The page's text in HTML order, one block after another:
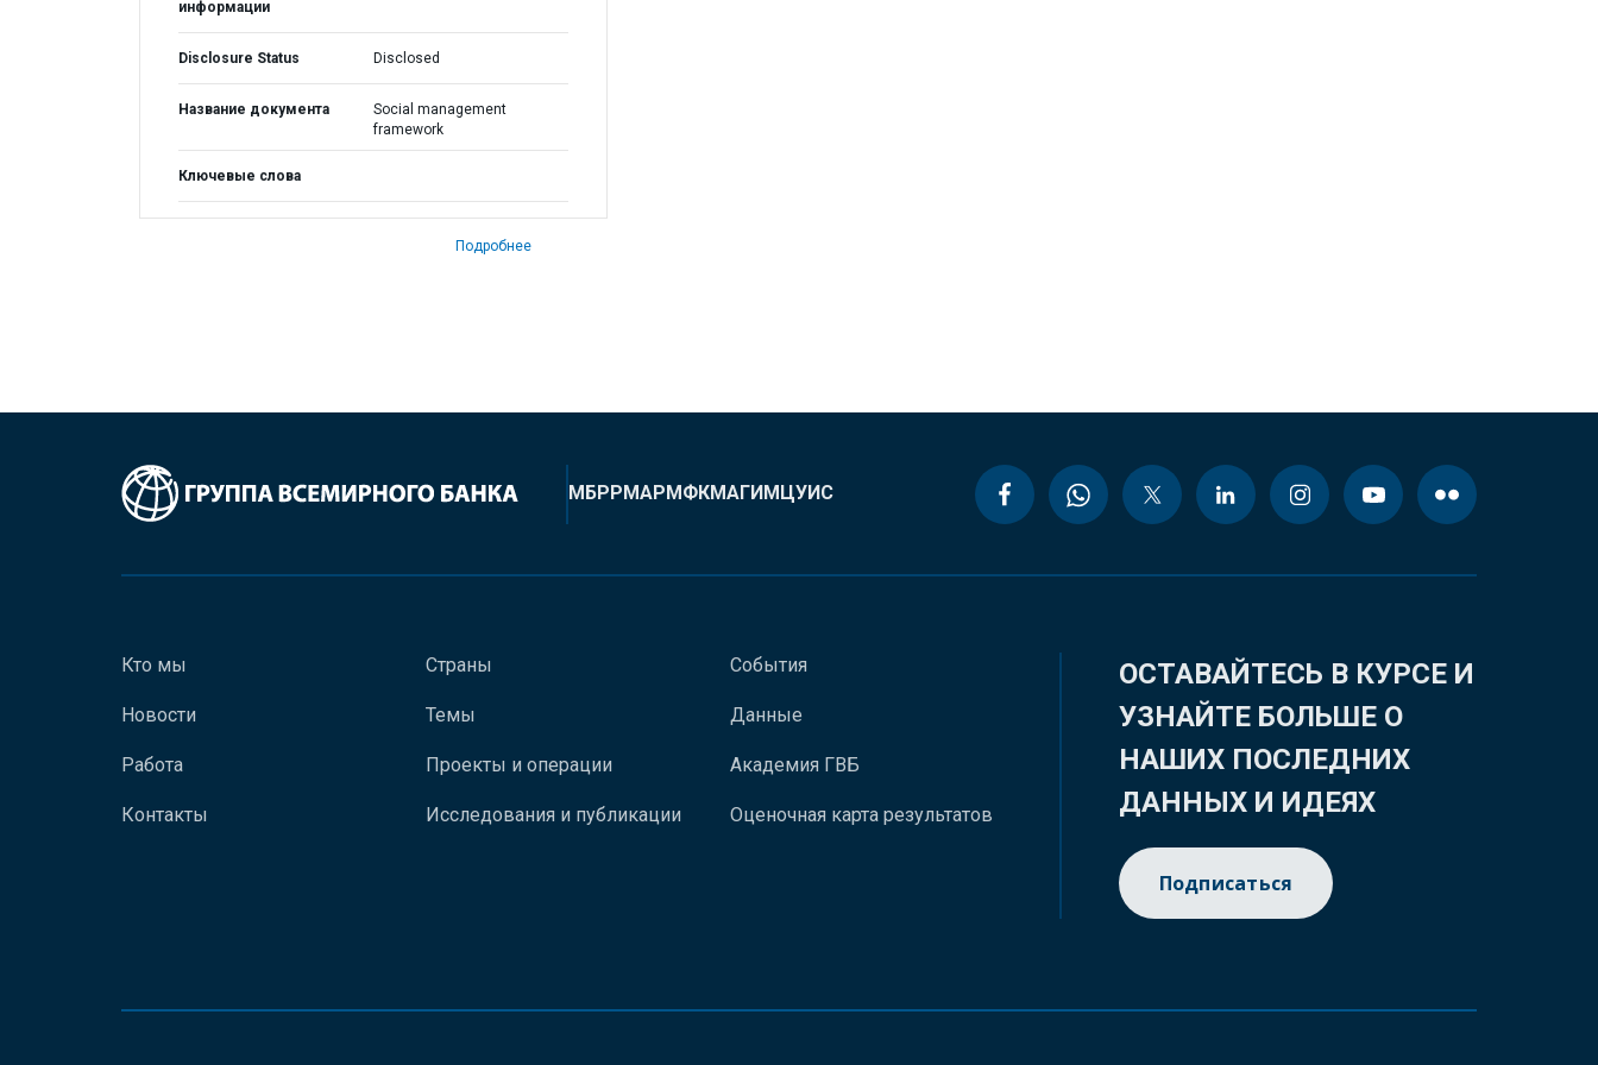
информации
Disclosure Status Disclosed
Название документа
Social management
framework
Ключевые слова
Подробнее
МБРРМАРМФКМАГИМЦУИС
Кто мы
Новости
Работа
Контакты
Страны
Темы
Проекты и операции
Исследования и публикации
События
Данные
Академия ГВБ
Оценочная карта результатов
ОСТАВАЙТЕСЬ В КУРСЕ И
УЗНАЙТЕ БОЛЬШЕ О
НАШИХ ПОСЛЕДНИХ
ДАННЫХ И ИДЕЯХ
Подписаться